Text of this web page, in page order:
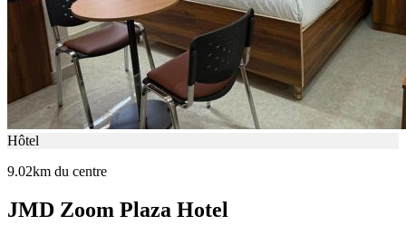
Hôtel
9.02km du centre
JMD Zoom Plaza Hotel